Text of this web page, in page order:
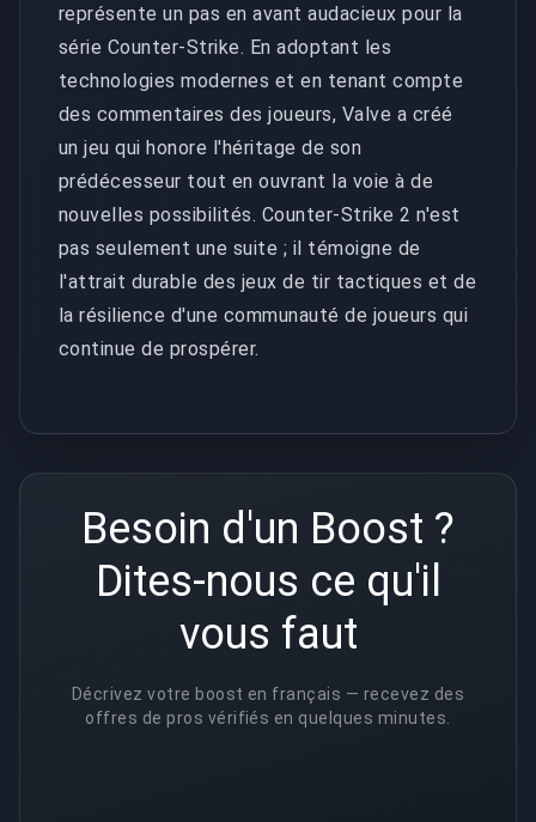
représente un pas en avant audacieux pour la
série Counter-Strike. En adoptant les
technologies modernes et en tenant compte
des commentaires des joueurs, Valve a créé
un jeu qui honore l'héritage de son
prédécesseur tout en ouvrant la voie à de
nouvelles possibilités. Counter-Strike 2 n'est
pas seulement une suite ; il témoigne de
l'attrait durable des jeux de tir tactiques et de
la résilience d'une communauté de joueurs qui
continue de prospérer.
Besoin d'un Boost ?
Dites-nous ce qu'il
vous faut
Décrivez votre boost en français — recevez des
offres de pros vérifiés en quelques minutes.